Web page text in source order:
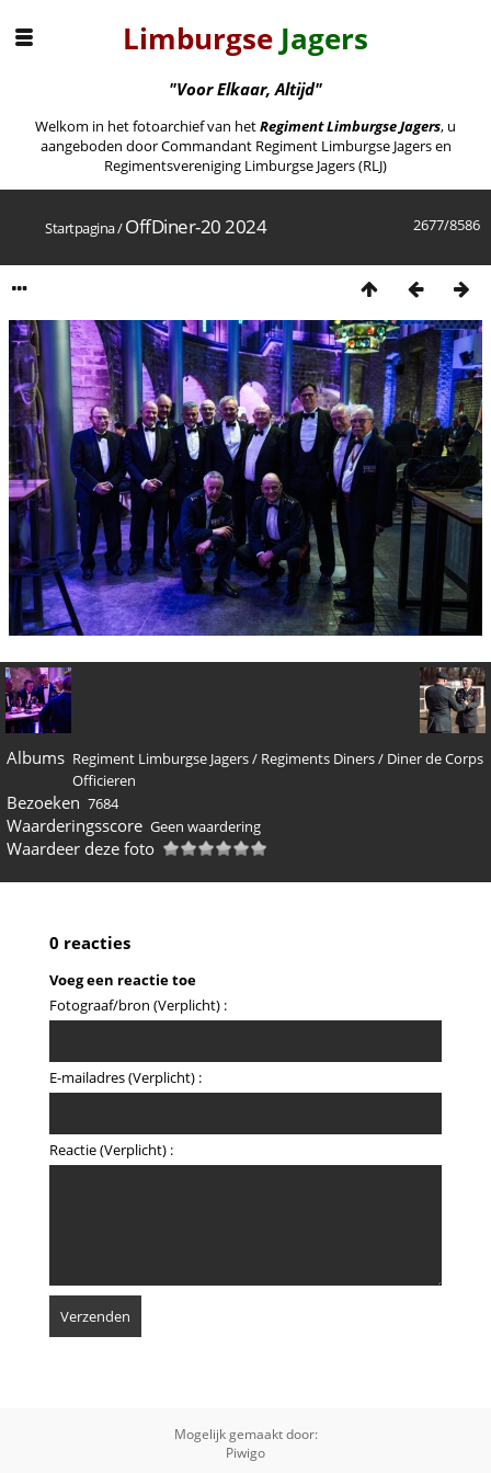
Limburgse Jagers
"Voor Elkaar, Altijd"
Welkom in het fotoarchief van hetRegiment Limburgse Jagers, u
aangeboden door Commandant Regiment Limburgse Jagers en
Regimentsvereniging Limburgse Jagers (RLJ)
2677/8586
Startpagina/OffDiner-20 2024
Albums Regiment Limburgse Jagers/ Regiments Diners/ Diner de Corps
Officieren
Bezoeken 7684
Waarderingsscore Geen waardering
Waardeer deze foto
0 reacties
Voeg een reactie toe
Fotograaf/bron (Verplicht) :
E-mailadres (Verplicht) :
Reactie (Verplicht) :
Mogelijk gemaakt door:
Piwigo